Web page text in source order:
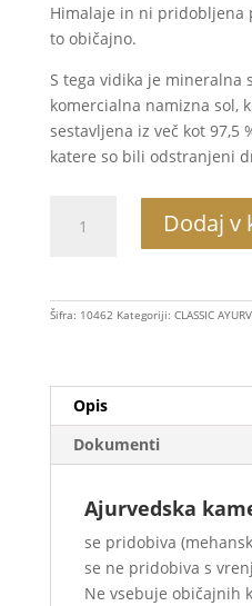
Himalaje in ni pridobljena
to običajno.
S tega vidika je mineralna
komercialna namizna sol,
sestavljena iz več kot
katere so bili odstranjeni
kamena
v
količina
Dodaj v
Šifra: 10462 Kategoriji: CLASSIC
Opis
Dokumenti
Ajurvedska
se pridobiva
se ne pridobiva s
Ne vsebuje običajnih